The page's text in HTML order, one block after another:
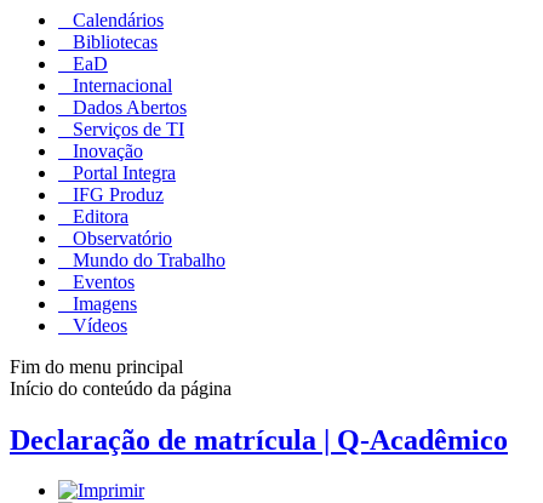
Calendários
Bibliotecas
EaD
Internacional
Dados Abertos
Serviços de TI
Inovação
Portal Integra
IFG Produz
Editora
Observatório
Mundo do Trabalho
Eventos
Imagens
Vídeos
Fim do menu principal
Início do conteúdo da página
Declaração de matrícula | Q-Acadêmico